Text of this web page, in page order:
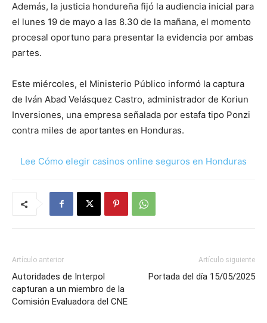
Además, la justicia hondureña fijó la audiencia inicial para
el lunes 19 de mayo a las 8.30 de la mañana, el momento
procesal oportuno para presentar la evidencia por ambas
partes.
Este miércoles, el Ministerio Público informó la captura
de Iván Abad Velásquez Castro, administrador de Koriun
Inversiones, una empresa señalada por estafa tipo Ponzi
contra miles de aportantes en Honduras.
Lee Cómo elegir casinos online seguros en Honduras
Artículo anterior
Autoridades de Interpol
capturan a un miembro de la
Comisión Evaluadora del CNE
Artículo siguiente
Portada del día 15/05/2025